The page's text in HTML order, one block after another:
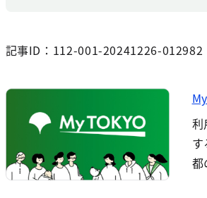
記事ID：112-001-20241226-012982
利
都